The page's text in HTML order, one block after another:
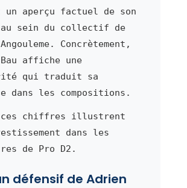
aperçu factuel de son
au sein du collectif de
Concrètement,
affiche une
qui traduit sa
dans les compositions.
chiffres illustrent
dans les
de Pro D2.
défensif de Adrien